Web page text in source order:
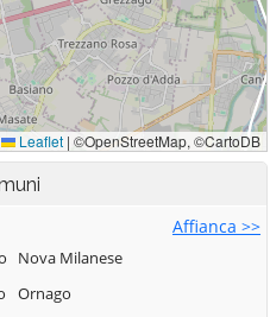
Affianca >>
Nova Milanese
Ornago